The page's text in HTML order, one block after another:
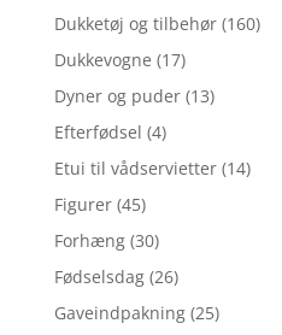
Dukketøj og tilbehør (160)
Dukkevogne (17)
Dyner og puder (13)
Efterfødsel (4)
Etui til vådservietter (14)
Figurer (45)
Forhæng (30)
Fødselsdag (26)
Gaveindpakning (25)